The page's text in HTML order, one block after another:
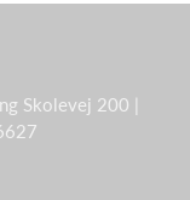
Skolevej 200 |